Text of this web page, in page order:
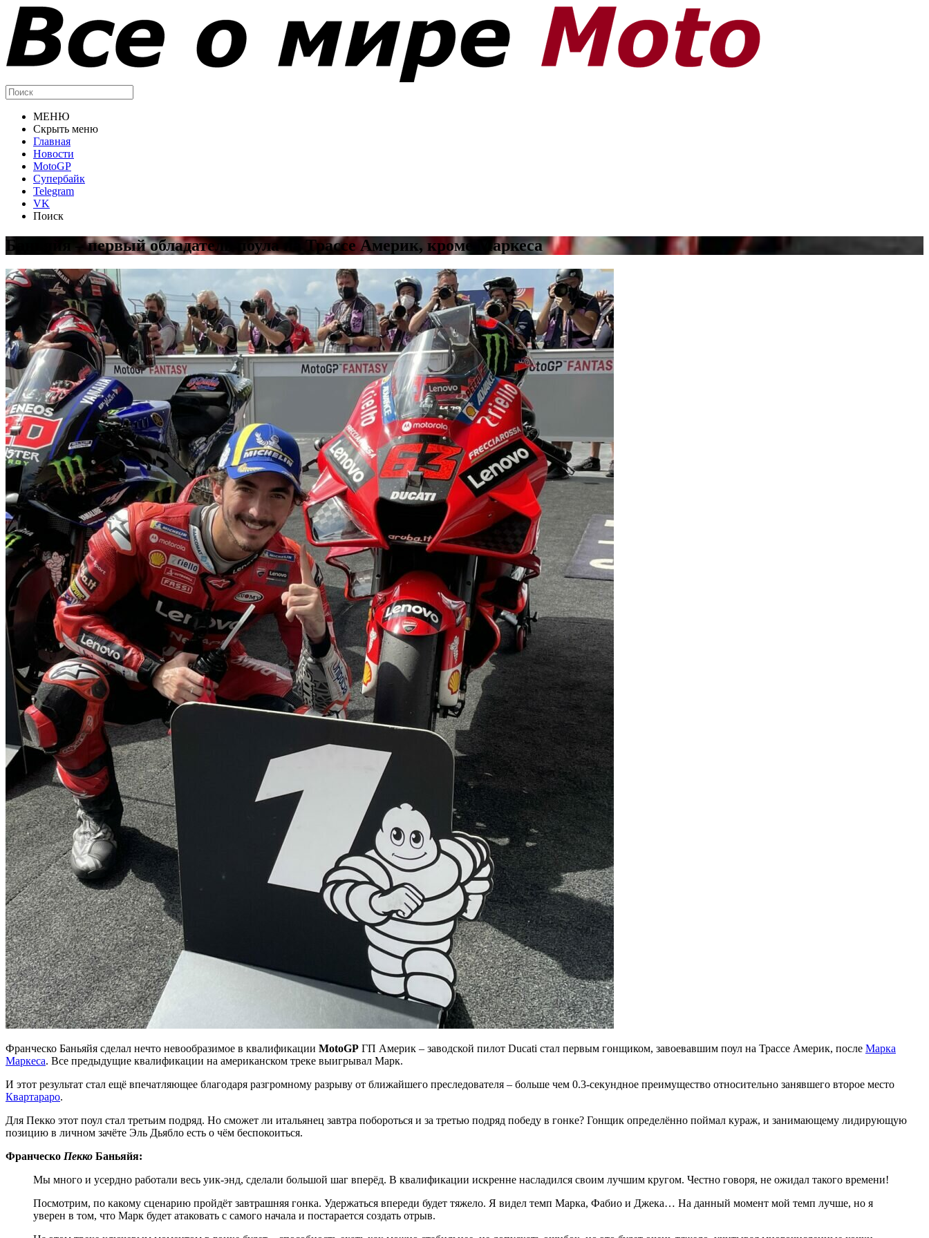
МЕНЮ
Скрыть меню
Главная
Новости
MotoGP
Супербайк
Telegram
VK
Поиск
Баньяйя – первый обладатель поула на Трассе Америк, кроме Маркеса
Франческо Баньяйя сделал нечто невообразимое в квалификации MotoGP ГП Америк – заводской пилот Ducati стал первым гонщиком, завоевавшим поул на Трассе Америк, после Марка
Маркеса. Все предыдущие квалификации на американском треке выигрывал Марк.
И этот результат стал ещё впечатляющее благодаря разгромному разрыву от ближайшего преследователя – больше чем 0.3-секундное преимущество относительно занявшего второе место
Квартараро.
Для Пекко этот поул стал третьим подряд. Но сможет ли итальянец завтра побороться и за третью подряд победу в гонке? Гонщик определённо поймал кураж, и занимающему лидирующую
позицию в личном зачёте Эль Дьябло есть о чём беспокоиться.
Франческо Пекко Баньяйя:
Мы много и усердно работали весь уик-энд, сделали большой шаг вперёд. В квалификации искренне насладился своим лучшим кругом. Честно говоря, не ожидал такого времени!
Посмотрим, по какому сценарию пройдёт завтрашняя гонка. Удержаться впереди будет тяжело. Я видел темп Марка, Фабио и Джека… На данный момент мой темп лучше, но я
уверен в том, что Марк будет атаковать с самого начала и постарается создать отрыв.